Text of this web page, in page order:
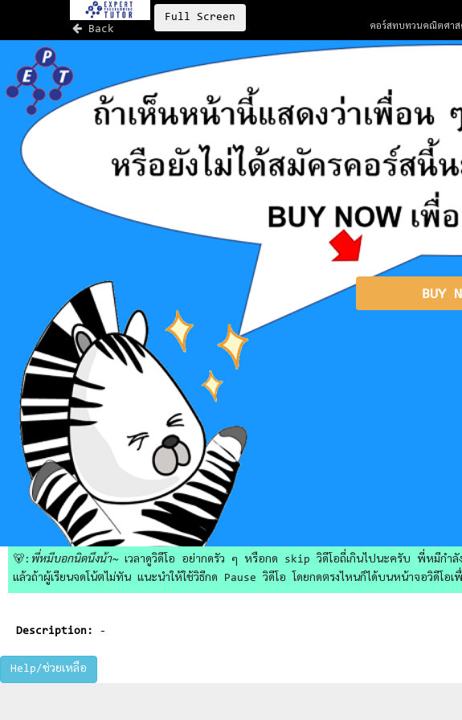
Back
Full Screen
คอร์สทบทวนคณิตศาส
BUY
🐻: พี่หมีบอกนิดนึงน้า~เวลาดูวิดีโอ อย่ากดรัว ๆ หรือกด skip วิดีโอถี่เกินไปนะครับ พี่หมีกำลั
แล้วถ้าผู้เรียนจดโน้ตไม่ทัน แนะนำให้ใช้วิธีกด Pause วิดีโอ โดยกดตรงไหนก็ได้บนหน้าจอวิดีโอ
Description: -
Help/ช่วยเหลือ